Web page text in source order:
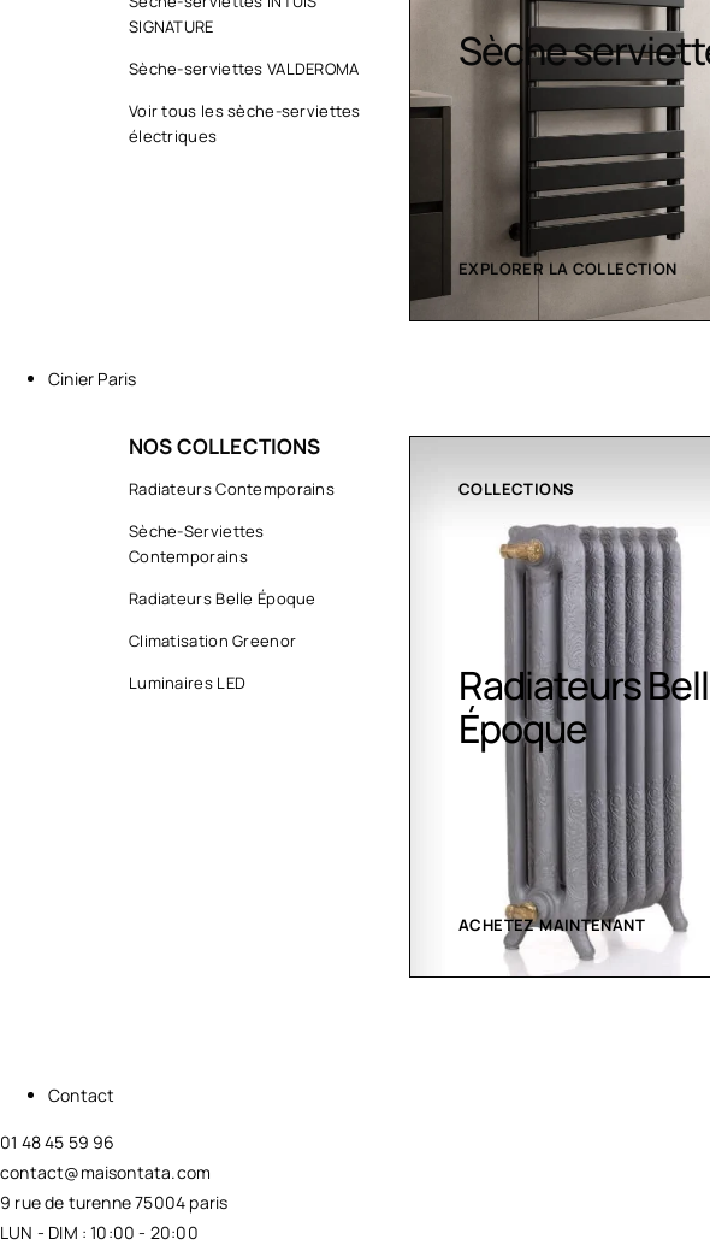
SIGNATURE
Sèche-serviettes VALDEROMA
Voir tous les sèche-serviettes
électriques
Sèche serviette Design colorés
EXPLORER LA COLLECTION
Cinier Paris
NOS COLLECTIONS
Radiateurs Contemporains
Sèche-Serviettes
Contemporains
Radiateurs Belle Époque
Climatisation Greenor
Luminaires LED
COLLECTIONS
Radiateurs Belle
CLIMATISATION GREENOR
Climatisation
Greenor
VOIR LES CRÉATIONS
Contact
01 48 45 59 96
contact@maisontata.com
9 rue de turenne 75004 paris
LUN - DIM : 10:00 - 20:00